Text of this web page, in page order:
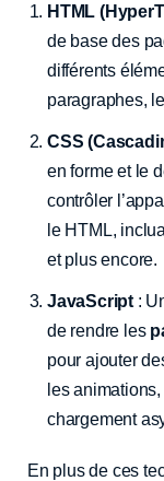
HTML
de base des
différents
paragraphes,
CSS
en forme et le
contrôler
le HTML,
et plus encore.
JavaScript :
de rendre les
pour ajouter
les
chargement
En plus de ces